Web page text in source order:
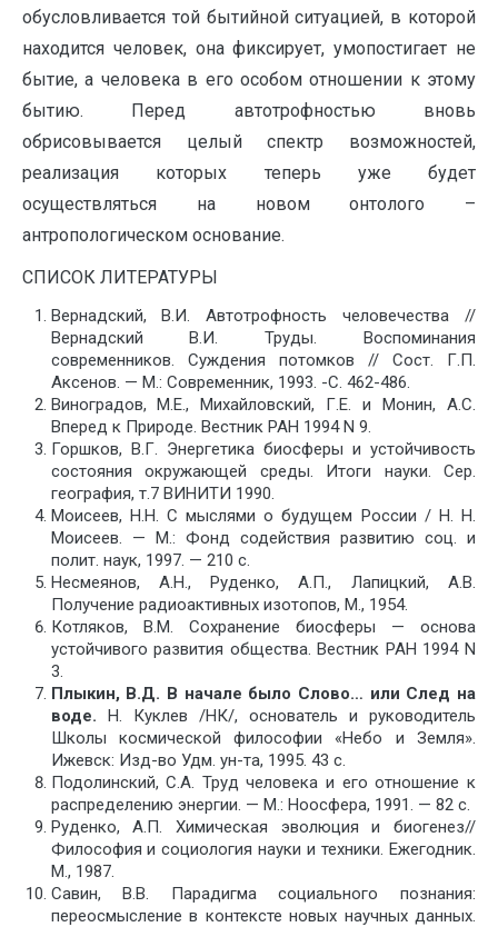
обусловливается той бытийной ситуацией, в которой
находится человек, она фиксирует, умопостигает не
бытие, а человека в его особом отношении к этому
бытию. Перед автотрофностью вновь
обрисовывается целый спектр возможностей,
реализация которых теперь уже будет
осуществляться на новом онтолого –
антропологическом основание.
СПИСОК ЛИТЕРАТУРЫ
Вернадский, В.И. Автотрофность человечества //
Вернадский В.И. Труды. Воспоминания
современников. Суждения потомков // Сост. Г.П.
Аксенов. — М.: Современник, 1993. -С. 462-486.
Виноградов, М.Е., Михайловский, Г.Е. и Монин, А.С.
Вперед к Природе. Вестник РАН 1994 N 9.
Горшков, В.Г. Энергетика биосферы и устойчивость
состояния окружающей среды. Итоги науки. Сер.
география, т.7 ВИНИТИ 1990.
Моисеев, Н.Н. С мыслями о будущем России / Н. Н.
Моисеев. — М.: Фонд содействия развитию соц. и
полит. наук, 1997. — 210 с.
Несмеянов, А.Н., Руденко, А.П., Лапицкий, А.В.
Получение радиоактивных изотопов, М., 1954.
Котляков, В.М. Сохранение биосферы — основа
устойчивого развития общества. Вестник РАН 1994 N
3.
Плыкин, В.Д. В начале было Слово… или След на
воде. Н. Куклев /НК/, основатель и руководитель
Школы космической философии «Небо и Земля».
Ижевск: Изд-во Удм. ун-та, 1995. 43 с.
Подолинский, С.А. Труд человека и его отношение к
распределению энергии. — М.: Ноосфера, 1991. — 82 с.
Руденко, А.П. Химическая эволюция и биогенез//
Философия и социология науки и техники. Ежегодник.
М., 1987.
Савин, В.В. Парадигма социального познания:
переосмысление в контексте новых научных данных.